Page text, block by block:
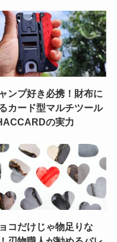
ンプ好き必携！財布に
カード型マルチツール
の実力
コだけじゃ物足りな